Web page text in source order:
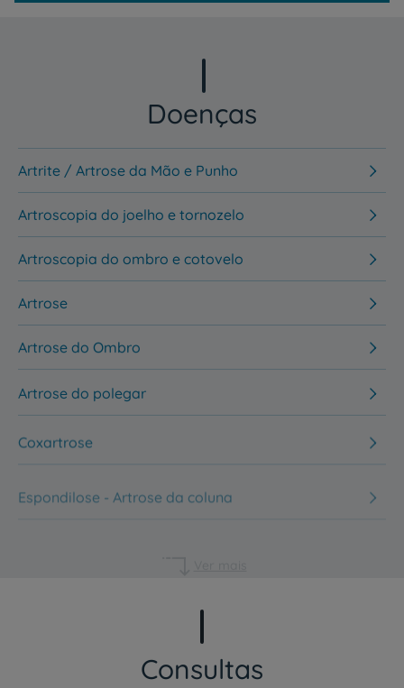
Doenças
Artrite / Artrose da Mão e Punho
Artroscopia do joelho e tornozelo
Artroscopia do ombro e cotovelo
Artrose
Artrose do Ombro
Artrose do polegar
Coxartrose
Consultas